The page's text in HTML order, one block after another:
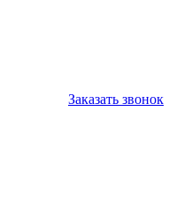
Заказать звонок